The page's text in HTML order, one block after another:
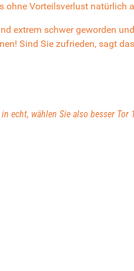
ohne Vorteilsverlust natürlich
extrem schwer geworden
Sind Sie zufrieden, sagt
echt, wählen Sie also besser Tor